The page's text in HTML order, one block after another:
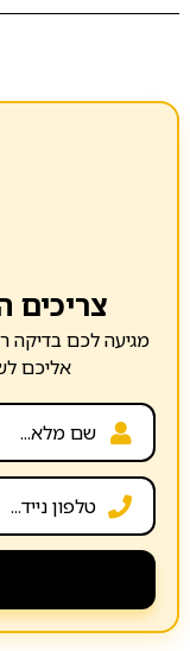
צריכים
מגיעה לכם בדיקה
אליכם